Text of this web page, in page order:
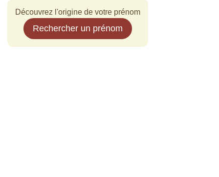
Découvrez l'origine de votre prénom
Rechercher un prénom